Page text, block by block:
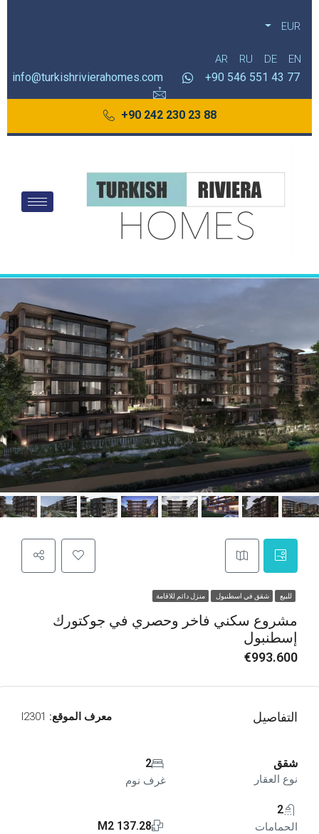
EUR
EN
DE
RU
AR
77 43 551 546 90+
info@turkishrivierahomes.com
88 23 230 242 90+
للبيع شقق في اسطنبول منزل دائم للاقامة
مشروع سكني فاخر وحصري في جوكتورك
إسطنبول
€993.600
التفاصيل معرف الموقع:
شقق
نوع العقار
2
غرف نوم
2
الحمامات 137.28 M2